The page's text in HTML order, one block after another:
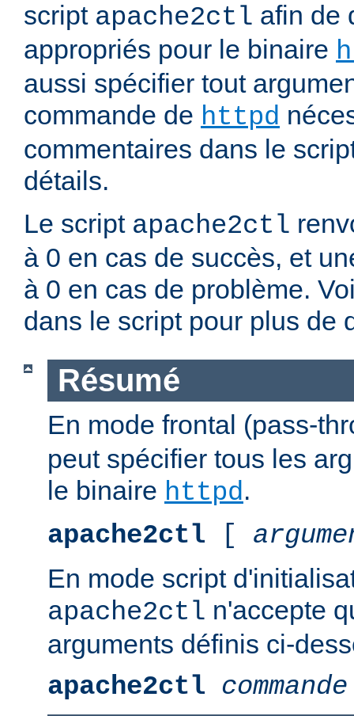
script apache2ctl afin de
appropriés pour le binaire
aussi spécifier tout
commande de httpd
commentaires dans le
détails.
Le script apache2ctl
à 0 en cas de succès, et
à 0 en cas de problème.
dans le script pour plus de
Résumé
En mode frontal (pass-
peut spécifier tous les
le binaire httpd.
apache2ctl [
En mode script
apache2ctl n'accepte
arguments définis ci-
apache2ctl commande